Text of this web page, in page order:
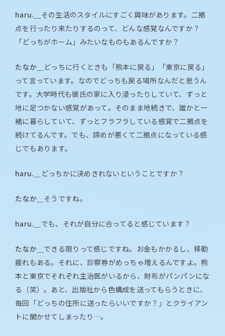
haru.＿ その生活のスタイルにすごく興味があります。二拠
点を行ったり来たりするのって、どんな感覚なんですか？
「どっちがホーム」みたいなものもあるんですか？
たなか＿
どっちに行くときも「熊本に戻る」「東京に戻る」
って言っています。なのでどっちも戻る場所なんだと思うん
です。大学時代も彼氏の家に入り浸ったりしていて、ずっと
地に足つかない感覚があって。そのまま地続きで、誰かと一
緒に暮らしていて、ずっとフラフラしている感覚で二拠点を
続けてるんです。でも、諦めが悪くて二拠点になっている感
じでもあります。
haru.＿ どっちかに決めきれないということですか？
たなか＿ そうですね。
haru.＿ でも、それが自分に合ってると感じています？
たなか＿ できる限りって感じですね。お金もかかるし、移動
疲れもある。それに、診察券がめっちゃ増えるんですよ。熊
本と東京でそれぞれ主治医がいるから、財布がパンパンにな
る（笑）。あと、出版社から色構成を送ってもらうときに、
毎回「どっちの住所に送ったらいいですか？」とクライアン
トに聞かせてしまったり…。